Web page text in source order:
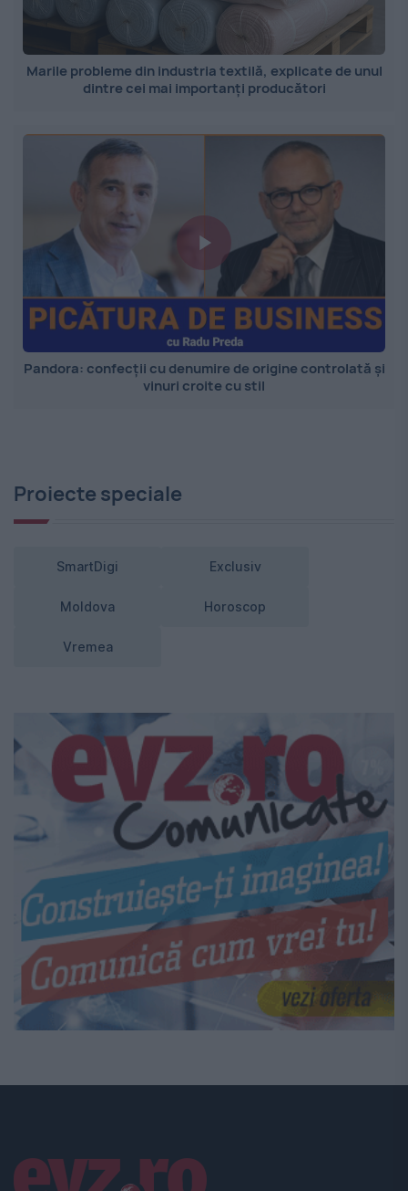
Marile probleme din industria textilă, explicate de unul
dintre cei mai importanți producători
Pandora: confecții cu denumire de origine controlată și
vinuri croite cu stil
Proiecte speciale
SmartDigi Exclusiv
Moldova Horoscop
Vremea
Linkuri utile